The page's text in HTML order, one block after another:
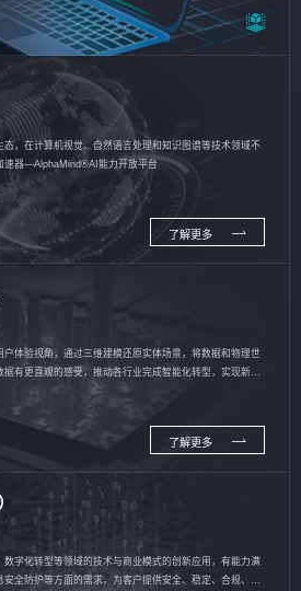
，在计算机视觉、自然语言处理和知识图谱等技术领域不
速器—AlphaMind®AI能力开放平台
了解更多
体验视角，通过三维建模还原实体场景，将数据和物理世
有更直观的感受，推动各行业完成智能化转型，实现新旧
了解更多
字化转型等领域的技术与商业模式的创新应用，有能力满
全防护等方面的需求，为客户提供安全、稳定、合规、持